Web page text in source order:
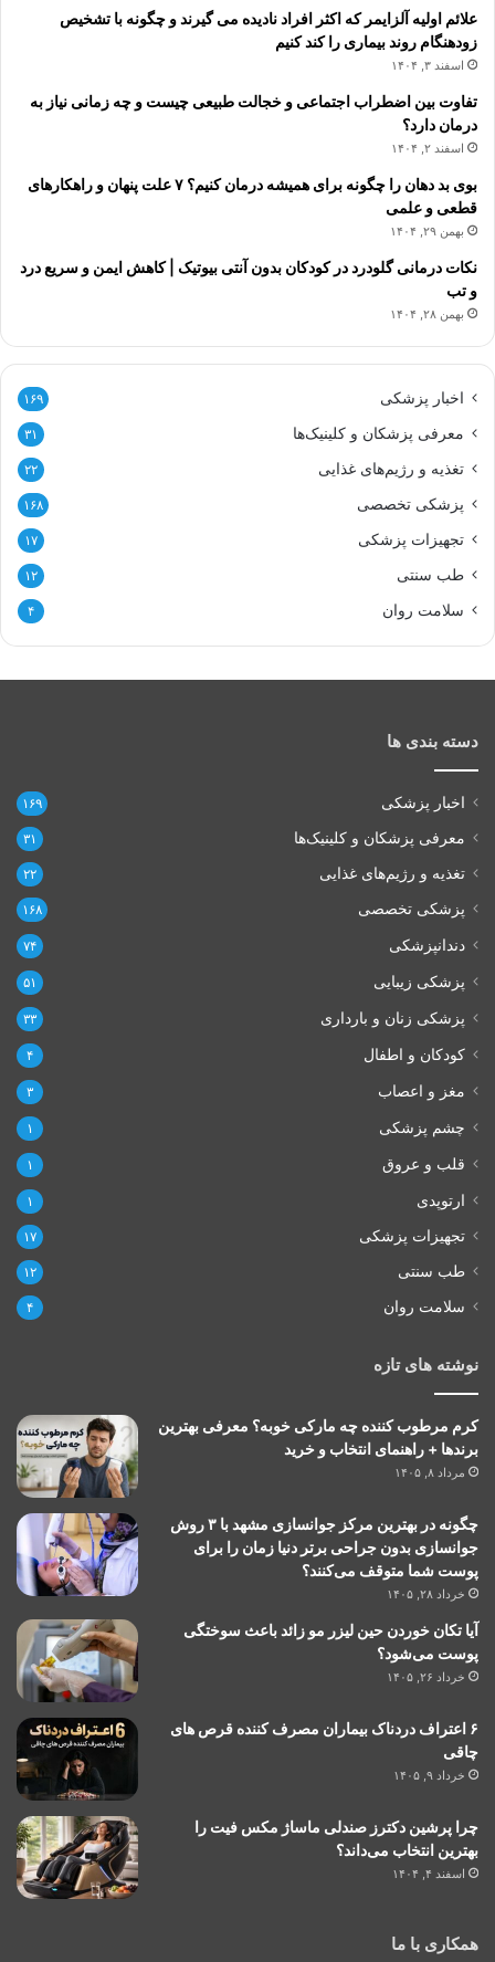
علائم اولیه آلزایمر که اکثر افراد نادیده می گیرند و چگونه با تشخیص
زودهنگام روند بیماری را کند کنیم
اسفند ۳, ۱۴۰۴
تفاوت بین اضطراب اجتماعی و خجالت طبیعی چیست و چه زمانی نیاز به
درمان دارد؟
اسفند ۲, ۱۴۰۴
بوی بد دهان را چگونه برای همیشه درمان کنیم؟ ۷ علت پنهان و راهکارهای
قطعی و علمی
بهمن ۲۹, ۱۴۰۴
نکات درمانی گلودرد در کودکان بدون آنتی بیوتیک | کاهش ایمن و سریع درد
و تب
بهمن ۲۸, ۱۴۰۴
اخبار پزشکی ۱۶۹
معرفی پزشکان و کلینیک‌ها ۳۱
تغذیه و رژیم‌های غذایی ۲۲
پزشکی تخصصی ۱۶۸
تجهیزات پزشکی ۱۷
طب سنتی ۱۲
سلامت روان ۴
دسته بندی ها
اخبار پزشکی ۱۶۹
معرفی پزشکان و کلینیک‌ها ۳۱
تغذیه و رژیم‌های غذایی ۲۲
پزشکی تخصصی ۱۶۸
دندانپزشکی ۷۴
پزشکی زیبایی ۵۱
پزشکی زنان و بارداری ۳۳
کودکان و اطفال ۴
مغز و اعصاب ۳
چشم پزشکی ۱
قلب و عروق ۱
ارتوپدی ۱
تجهیزات پزشکی ۱۷
طب سنتی ۱۲
سلامت روان ۴
نوشته های تازه
کرم مرطوب کننده چه مارکی خوبه؟ معرفی بهترین
برندها + راهنمای انتخاب و خرید
مرداد ۸, ۱۴۰۵
چگونه در بهترین مرکز جوانسازی مشهد با ۳ روش
جوانسازی بدون جراحی برتر دنیا زمان را برای
پوست شما متوقف می‌کنند؟
خرداد ۲۸, ۱۴۰۵
آیا تکان خوردن حین لیزر مو زائد باعث سوختگی
پوست می‌شود؟
خرداد ۲۶, ۱۴۰۵
۶ اعتراف دردناک بیماران مصرف کننده قرص های
چاقی
خرداد ۹, ۱۴۰۵
چرا پرشین دکترز صندلی ماساژ مکس فیت را
بهترین انتخاب می‌داند؟
اسفند ۴, ۱۴۰۴
همکاری با ما